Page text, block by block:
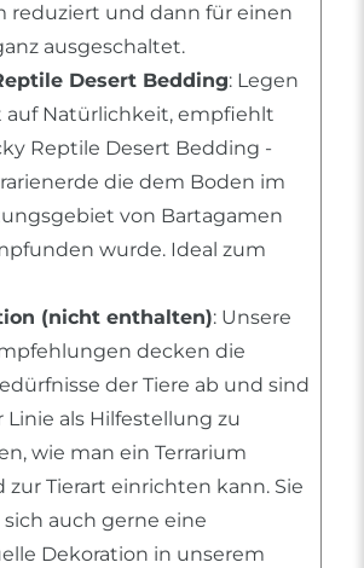
reduziert und dann für einen
ausgeschaltet.
Desert Bedding: Legen
auf Natürlichkeit, empfiehlt
Reptile Desert Bedding -
die dem Boden im
von Bartagamen
wurde. Ideal zum
(nicht enthalten): Unsere
decken die
der Tiere ab und sind
Linie als Hilfestellung zu
wie man ein Terrarium
zur Tierart einrichten kann. Sie
auch gerne eine
Dekoration in unserem